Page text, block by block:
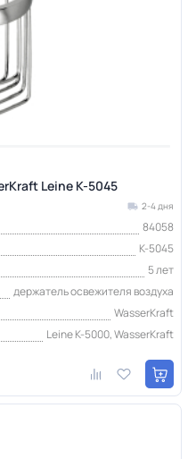
Leine K-5045
2-4 дня
84058
K-5045
5 лет
держатель освежителя воздуха
WasserKraft
Leine K-5000, WasserKraft